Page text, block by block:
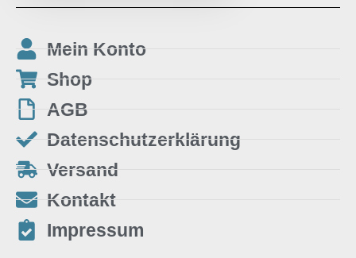
Mein Konto
Shop
AGB
Datenschutzerklärung
Versand
Kontakt
Impressum